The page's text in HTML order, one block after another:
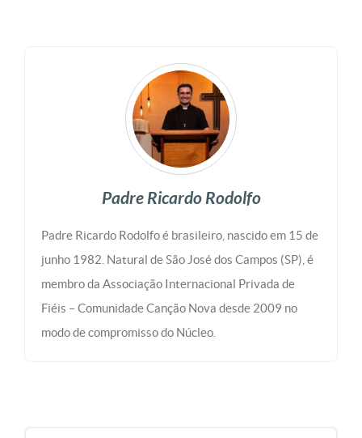
Padre Ricardo Rodolfo
Padre Ricardo Rodolfo é brasileiro, nascido em 15 de
junho 1982. Natural de São José dos Campos (SP), é
membro da Associação Internacional Privada de
Fiéis – Comunidade Canção Nova desde 2009 no
modo de compromisso do Núcleo.